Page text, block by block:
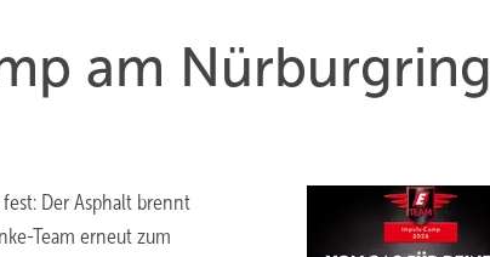
am Nürburgring
Der Asphalt brennt
Team erneut zum